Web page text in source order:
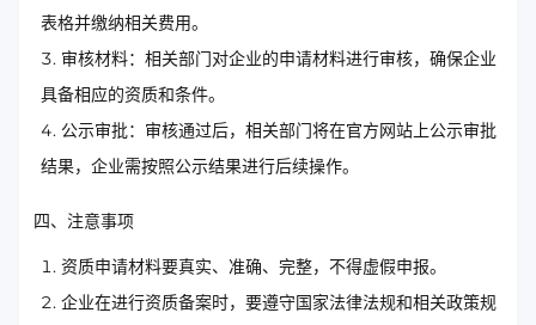
表格并缴纳相关费用。
审核材料：相关部门对企业的申请材料进行审核，确保企业
具备相应的资质和条件。
公示审批：审核通过后，相关部门将在官方网站上公示审批
结果，企业需按照公示结果进行后续操作。
四、注意事项
资质申请材料要真实、准确、完整，不得虚假申报。
企业在进行资质备案时，要遵守国家法律法规和相关政策规